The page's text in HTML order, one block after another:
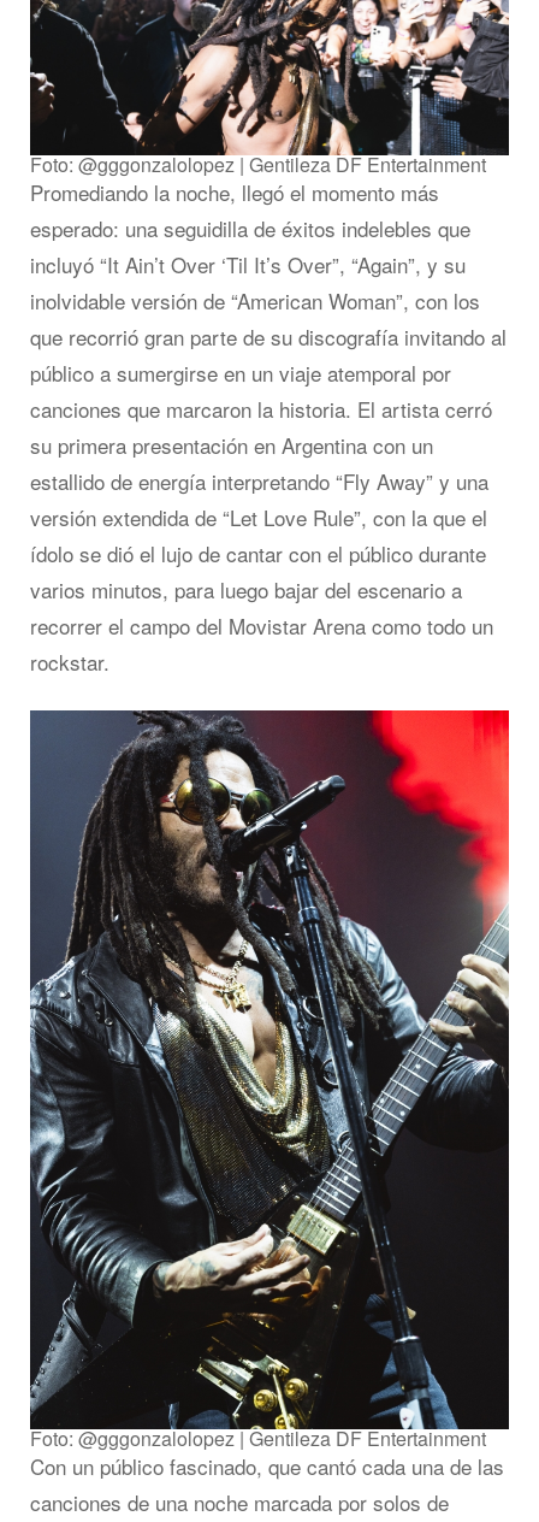
Foto: @gggonzalolopez | Gentileza DF Entertainment
Promediando la noche, llegó el momento más
esperado: una seguidilla de éxitos indelebles que
incluyó “It Ain’t Over ‘Til It’s Over”, “Again”, y su
inolvidable versión de “American Woman”, con los
que recorrió gran parte de su discografía invitando al
público a sumergirse en un viaje atemporal por
canciones que marcaron la historia. El artista cerró
su primera presentación en Argentina con un
estallido de energía interpretando “Fly Away” y una
versión extendida de “Let Love Rule”, con la que el
ídolo se dió el lujo de cantar con el público durante
varios minutos, para luego bajar del escenario a
recorrer el campo del Movistar Arena como todo un
rockstar.
Foto: @gggonzalolopez | Gentileza DF Entertainment
Con un público fascinado, que cantó cada una de las
canciones de una noche marcada por solos de